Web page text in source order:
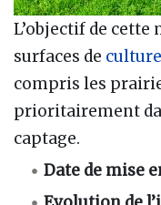
L’objectif de cette
surfaces de
compris les
prioritairement
captage.
Date de mise